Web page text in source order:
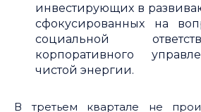
инвестирующих в
сфокусированных на
социальной
корпоративного
чистой энергии.
В третьем квартале не